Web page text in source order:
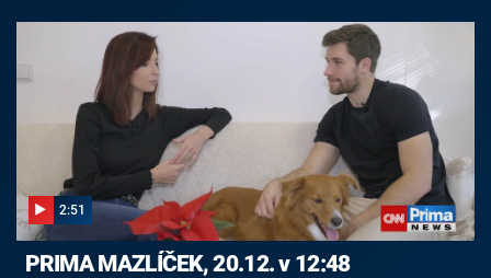
2:51
PRIMA MAZLÍČEK, 20.12. v 12:48